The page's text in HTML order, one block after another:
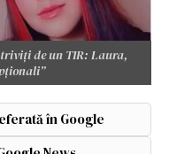
de un TIR: Laura,
în Google